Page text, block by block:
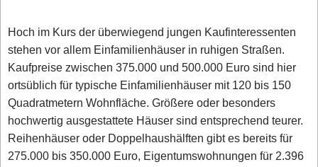
Hoch im Kurs der überwiegend jungen Kaufinteressenten
stehen vor allem Einfamilienhäuser in ruhigen Straßen.
Kaufpreise zwischen 375.000 und 500.000 Euro sind hier
ortsüblich für typische Einfamilienhäuser mit 120 bis 150
Quadratmetern Wohnfläche. Größere oder besonders
hochwertig ausgestattete Häuser sind entsprechend teurer.
Reihenhäuser oder Doppelhaushälften gibt es bereits für
275.000 bis 350.000 Euro, Eigentumswohnungen für 2.396